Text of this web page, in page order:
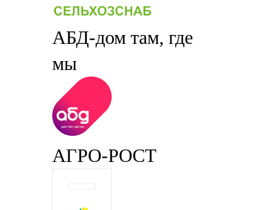
АБД-дом там, где
мы
АГРО-РОСТ